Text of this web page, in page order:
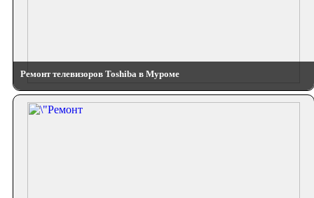
Ремонт телевизоров Toshiba в Муроме